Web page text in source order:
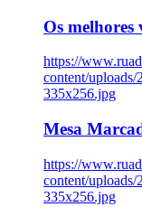
Os
https://
content/
335x256.jpg
Mesa
https://
content/
335x256.jpg